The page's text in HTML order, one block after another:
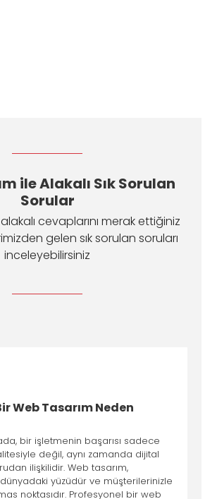
ile Alakalı Sık Sorulan
Sorular
cevaplarını merak ettiğiniz
gelen sık sorulan soruları
inceleyebilirsiniz
Web Tasarım Neden
bir işletmenin başarısı sadece
değil, aynı zamanda dijital
ilişkilidir. Web tasarım,
dünyadaki yüzüdür ve müşterilerinizle
noktasıdır. Profesyonel bir web